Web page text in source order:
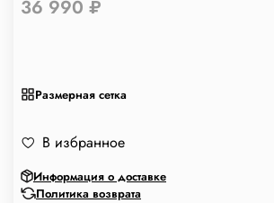
Размерная сетка
36 990 ₽
В избранное
Информация о доставке
Политика возврата